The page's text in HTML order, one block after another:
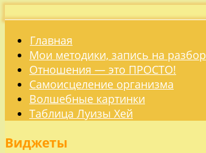
Главная
Мои методики, запись на разбор
Отношения — это ПРОСТО!
Самоисцеление организма
Волшебные картинки
Таблица Луизы Хей
Виджеты